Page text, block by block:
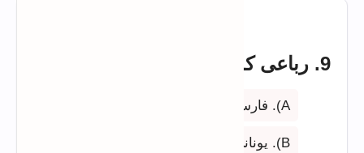
9. رباعی کس ادب سے آئی؟
A). فارسی
B). یونانی